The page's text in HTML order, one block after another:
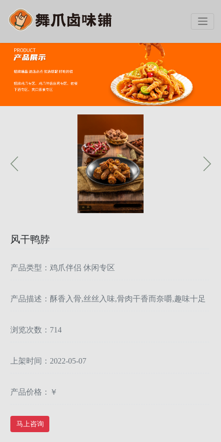
风干鸭脖
产品类型：鸡爪伴侣 休闲专区
产品描述：酥香入骨,丝丝入味,骨肉干香而奈嚼,趣味十足
浏览次数：714
上架时间：2022-05-07
产品价格：￥
马上咨询